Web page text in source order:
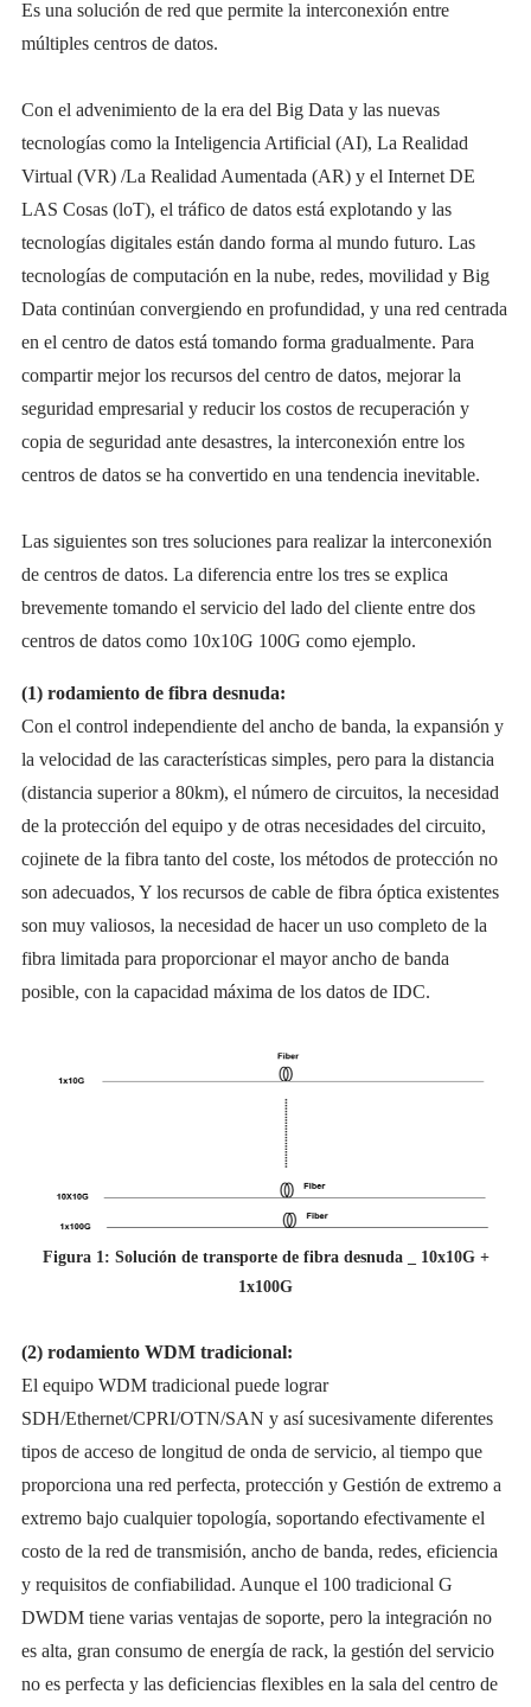
Es una solución de red que permite la interconexión entre
múltiples centros de datos.
Con el advenimiento de la era del Big Data y las nuevas
tecnologías como la Inteligencia Artificial (AI), La Realidad
Virtual (VR) /La Realidad Aumentada (AR) y el Internet DE
LAS Cosas (loT), el tráfico de datos está explotando y las
tecnologías digitales están dando forma al mundo futuro. Las
tecnologías de computación en la nube, redes, movilidad y Big
Data continúan convergiendo en profundidad, y una red centrada
en el centro de datos está tomando forma gradualmente. Para
compartir mejor los recursos del centro de datos, mejorar la
seguridad empresarial y reducir los costos de recuperación y
copia de seguridad ante desastres, la interconexión entre los
centros de datos se ha convertido en una tendencia inevitable.
Las siguientes son tres soluciones para realizar la interconexión
de centros de datos. La diferencia entre los tres se explica
brevemente tomando el servicio del lado del cliente entre dos
centros de datos como 10x10G 100G como ejemplo.
(1) rodamiento de fibra desnuda:
Con el control independiente del ancho de banda, la expansión y
la velocidad de las características simples, pero para la distancia
(distancia superior a 80km), el número de circuitos, la necesidad
de la protección del equipo y de otras necesidades del circuito,
cojinete de la fibra tanto del coste, los métodos de protección no
son adecuados, Y los recursos de cable de fibra óptica existentes
son muy valiosos, la necesidad de hacer un uso completo de la
fibra limitada para proporcionar el mayor ancho de banda
posible, con la capacidad máxima de los datos de IDC.
Figura 1: Solución de transporte de fibra desnuda _ 10x10G +
1x100G
(2) rodamiento WDM tradicional:
El equipo WDM tradicional puede lograr
SDH/Ethernet/CPRI/OTN/SAN y así sucesivamente diferentes
tipos de acceso de longitud de onda de servicio, al tiempo que
proporciona una red perfecta, protección y Gestión de extremo a
extremo bajo cualquier topología, soportando efectivamente el
costo de la red de transmisión, ancho de banda, redes, eficiencia
y requisitos de confiabilidad. Aunque el 100 tradicional G
DWDM tiene varias ventajas de soporte, pero la integración no
es alta, gran consumo de energía de rack, la gestión del servicio
no es perfecta y las deficiencias flexibles en la sala del centro de